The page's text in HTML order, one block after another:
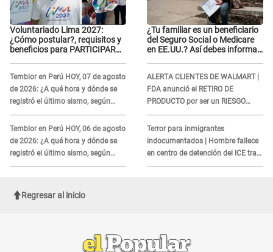
Voluntariado Lima 2027:
¿Cómo postular?, requisitos y
beneficios para PARTICIPAR
Temblor en Perú HOY, 07 de agosto
de 2026: ¿A qué hora y dónde se
registró el último sismo, según
IGP?
Temblor en Perú HOY, 06 de agosto
de 2026: ¿A qué hora y dónde se
registró el último sismo, según
IGP?
¿Tu familiar es un beneficiario
del Seguro Social o Medicare
en EE.UU.? Así debes informar
ALERTA CLIENTES DE WALMART |
FDA anunció el RETIRO DE
PRODUCTO por ser un RIESGO
MORTAL para consumidores: ¿Cuál
es?
Terror para inmigrantes
indocumentados | Hombre fallece
en centro de detención del ICE tras
sufrir una "emergencia médica"
Regresar al inicio